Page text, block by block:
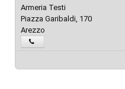
Armeria Testi
Piazza Garibaldi, 170
Arezzo